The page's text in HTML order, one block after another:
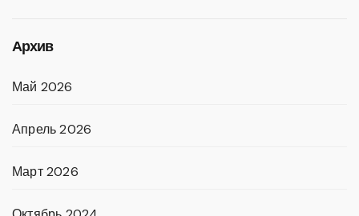
Архив
Май 2026
Апрель 2026
Март 2026